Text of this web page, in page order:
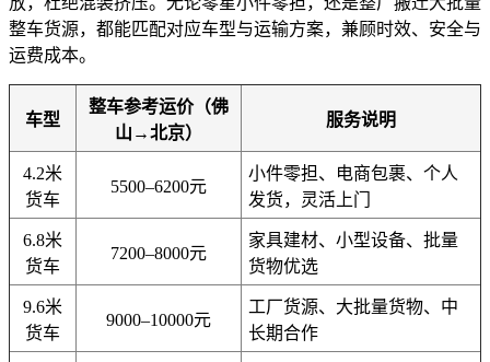
整车货源，都能匹配对应车型与运输方案，兼顾时效、安全与
运费成本。
车型
整车参考运价（佛
山→北京）
服务说明
4.2米
货车
5500–6200元
小件零担、电商包裹、个人
发货，灵活上门
6.8米
货车
7200–8000元
家具建材、小型设备、批量
货物优选
9.6米
货车
9000–10000元
工厂货源、大批量货物、中
长期合作